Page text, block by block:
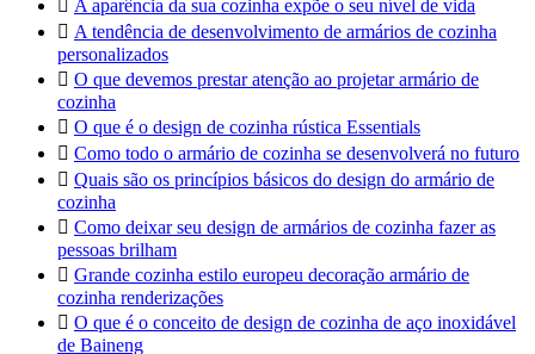
 A aparência da sua cozinha expõe o seu nível de vida
 A tendência de desenvolvimento de armários de cozinha
personalizados
 O que devemos prestar atenção ao projetar armário de
cozinha
 O que é o design de cozinha rústica Essentials
 Como todo o armário de cozinha se desenvolverá no futuro
 Quais são os princípios básicos do design do armário de
cozinha
 Como deixar seu design de armários de cozinha fazer as
pessoas brilham
 Grande cozinha estilo europeu decoração armário de
cozinha renderizações
 O que é o conceito de design de cozinha de aço inoxidável
de Baineng